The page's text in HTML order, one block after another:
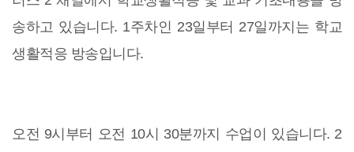
송하고 있습니다. 1주차인 23일부터 27일까지는 학교
생활적응 방송입니다.
오전 9시부터 오전 10시 30분까지 수업이 있습니다. 2